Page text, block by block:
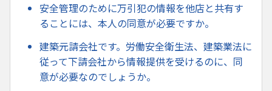
安全管理のために万引犯の情報を他店と共有す
ることには、本人の同意が必要ですか。
建築元請会社です。労働安全衛生法、建築業法に
従って下請会社から情報提供を受けるのに、同
意が必要なのでしょうか。